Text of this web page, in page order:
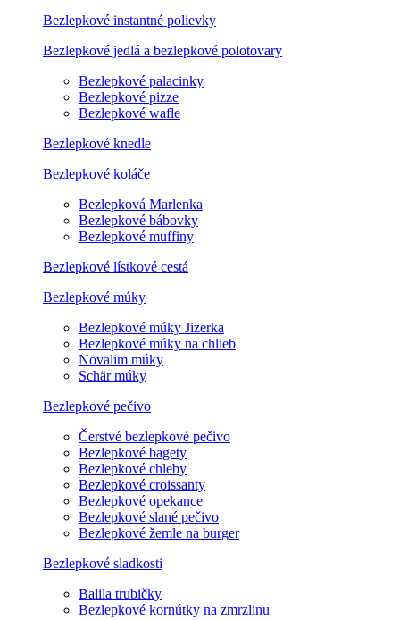
Bezlepkové instantné polievky
Bezlepkové jedlá a bezlepkové polotovary
Bezlepkové palacinky
Bezlepkové pizze
Bezlepkové wafle
Bezlepkové knedle
Bezlepkové koláče
Bezlepková Marlenka
Bezlepkové bábovky
Bezlepkové muffiny
Bezlepkové lístkové cestá
Bezlepkové múky
Bezlepkové múky Jizerka
Bezlepkové múky na chlieb
Novalim múky
Schär múky
Bezlepkové pečivo
Čerstvé bezlepkové pečivo
Bezlepkové bagety
Bezlepkové chleby
Bezlepkové croissanty
Bezlepkové opekance
Bezlepkové slané pečivo
Bezlepkové žemle na burger
Bezlepkové sladkosti
Balila trubičky
Bezlepkové kornútky na zmrzlinu